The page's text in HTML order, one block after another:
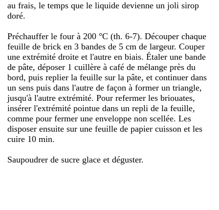
au frais, le temps que le liquide devienne un joli sirop
doré.
Préchauffer le four à 200 °C (th. 6-7). Découper chaque
feuille de brick en 3 bandes de 5 cm de largeur. Couper
une extrémité droite et l'autre en biais. Étaler une bande
de pâte, déposer 1 cuillère à café de mélange près du
bord, puis replier la feuille sur la pâte, et continuer dans
un sens puis dans l'autre de façon à former un triangle,
jusqu'à l'autre extrémité. Pour refermer les briouates,
insérer l'extrémité pointue dans un repli de la feuille,
comme pour fermer une enveloppe non scellée. Les
disposer ensuite sur une feuille de papier cuisson et les
cuire 10 min.
Saupoudrer de sucre glace et déguster.